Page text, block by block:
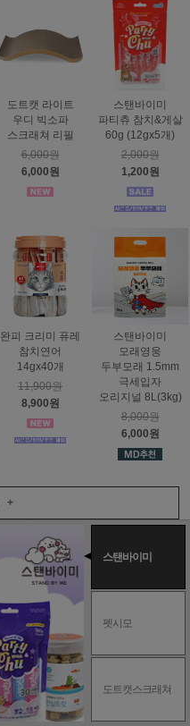
도트캣 라이트
우디 빅소파
스크래쳐 리필
6,000원
6,000원
스탠바이미
파티츄 참치&게살
60g (12gx5개)
2,000원
1,200원
완피 크리미 퓨레
참치연어
14gx40개
11,900원
8,900원
스탠바이미
모래영웅
두부모래 1.5mm
극세입자
오리지널 8L(3kg)
8,000원
6,000원
+
스탠바이미
펫시모
도트캣스크래쳐